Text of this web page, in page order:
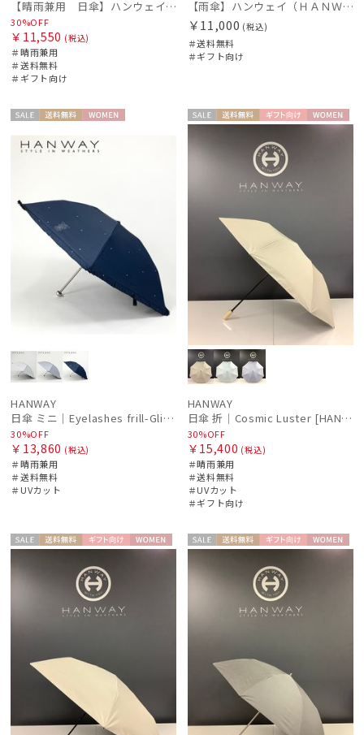
【晴雨兼用 日傘】ハンウェイ（ＨＡＮＷＡＹ）Liner ribbon（ライナー・リボン)
30%OFF
￥11,550 (税込)
＃晴雨兼用
＃送料無料
＃ギフト向け
【雨傘】ハンウェイ（ＨＡＮＷＡＹ）Cempasuchil （センパスチル）
￥11,000 (税込)
＃送料無料
＃ギフト向け
ル
料
N
HANWAY
日傘 ミニ｜Eyelashes frill-Glitter [HANWAY]
30%OFF
￥13,860 (税込)
＃晴雨兼用
＃送料無料
＃UVカット
セー
ル
送料無 ギフト
向け
WOME
HANWAY
日傘 折｜Cosmic Luster [HANWAY]
30%OFF
￥15,400 (税込)
＃晴雨兼用
＃送料無料
＃UVカット
＃ギフト向け
セー
ル
送料無 ギフト
向け
WOME
セー
ル
送料無 ギフト
向け
WOME